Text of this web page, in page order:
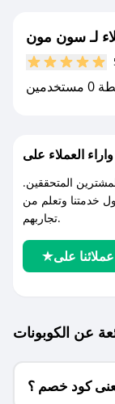
مع
لـ سون مون
المتحققين.
خدمتنا وتعلم من
تجاربهم.
عن الكوبونات
كود خصم ؟